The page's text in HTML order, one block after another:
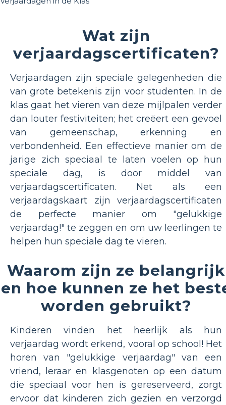
Wat zijn
verjaardagscertificaten?
Verjaardagen zijn speciale gelegenheden die
van grote betekenis zijn voor studenten. In de
klas gaat het vieren van deze mijlpalen verder
dan louter festiviteiten; het creëert een gevoel
van gemeenschap, erkenning en
verbondenheid. Een effectieve manier om de
jarige zich speciaal te laten voelen op hun
speciale dag, is door middel van
verjaardagscertificaten. Net als een
verjaardagskaart zijn verjaardagscertificaten
de perfecte manier om "gelukkige
verjaardag!" te zeggen en om uw leerlingen te
helpen hun speciale dag te vieren.
Waarom zijn ze belangrijk
en hoe kunnen ze het
worden gebruikt?
Kinderen vinden het heerlijk als hun
verjaardag wordt erkend, vooral op school! Het
horen van "gelukkige verjaardag" van een
vriend, leraar en klasgenoten op een datum
die speciaal voor hen is gereserveerd, zorgt
ervoor dat kinderen zich gezien en verzorgd